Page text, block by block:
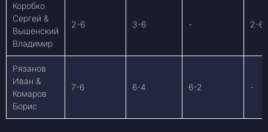
Коробко
Сергей &
Вышенский
Владимир
2-6 3-6 - 2-6
Рязанов
Иван &
Комаров
Борис
7-6 6-4 6-2 -